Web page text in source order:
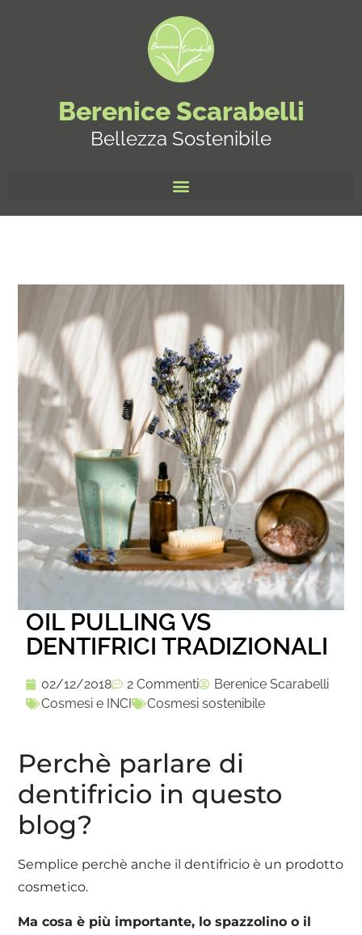
Berenice Scarabelli
Bellezza Sostenibile
OIL PULLING VS
DENTIFRICI TRADIZIONALI
02/12/2018 2 Commenti
Berenice Scarabelli
Cosmesi e INCI
Cosmesi sostenibile
Perchè parlare di
dentifricio in questo
blog?
Semplice perchè anche il dentifricio è un prodotto
cosmetico.
Ma cosa è più importante, lo spazzolino o il